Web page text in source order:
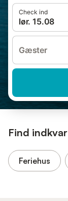
Check ind
lør. 15.08
Gæster
Find
Feriehus